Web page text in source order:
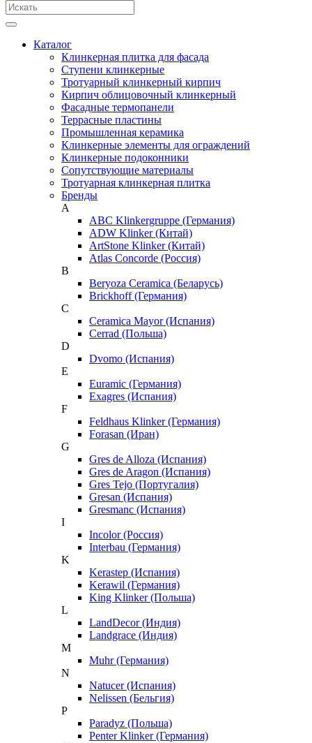
Каталог
Клинкерная плитка для фасада
Ступени клинкерные
Тротуарный клинкерный кирпич
Кирпич облицовочный клинкерный
Фасадные термопанели
Террасные пластины
Промышленная керамика
Клинкерные элементы для ограждений
Клинкерные подоконники
Сопутствующие материалы
Тротуарная клинкерная плитка
Бренды
A
ABC Klinkergruppe (Германия)
ADW Klinker (Китай)
ArtStone Klinker (Китай)
Atlas Concorde (Россия)
B
Beryoza Ceramica (Беларусь)
Brickhoff (Германия)
C
Ceramica Mayor (Испания)
Cerrad (Польша)
D
Dvomo (Испания)
E
Euramic (Германия)
Exagres (Испания)
F
Feldhaus Klinker (Германия)
Forasan (Иран)
G
Gres de Alloza (Испания)
Gres de Aragon (Испания)
Gres Tejo (Португалия)
Gresan (Испания)
Gresmanc (Испания)
I
Incolor (Россия)
Interbau (Германия)
K
Kerastep (Испания)
Kerawil (Германия)
King Klinker (Польша)
L
LandDecor (Индия)
Landgrace (Индия)
M
Muhr (Германия)
N
Natucer (Испания)
Nelissen (Бельгия)
P
Paradyz (Польша)
Penter Klinker (Германия)